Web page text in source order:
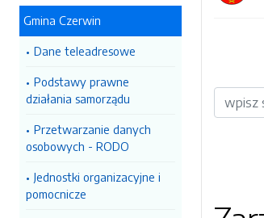
Gmina Czerwin
Dane teleadresowe
Podstawy prawne
działania samorządu
Przetwarzanie danych
osobowych - RODO
Jednostki organizacyjne i
pomocnicze